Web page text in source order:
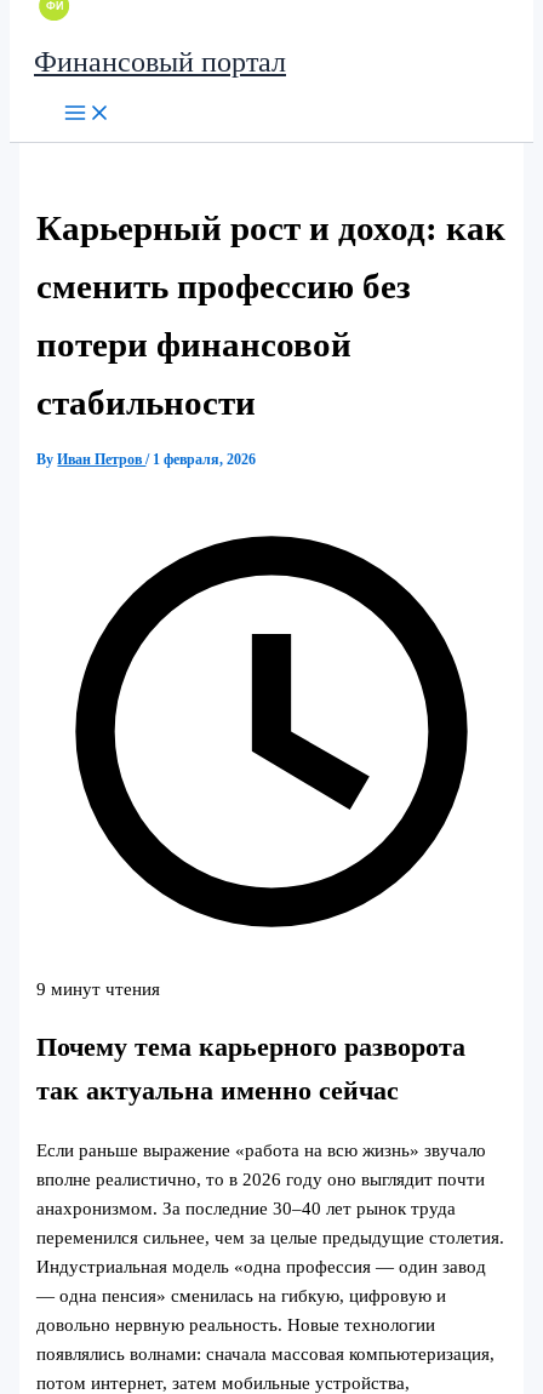
Финансовый портал
Карьерный рост и доход: как
сменить профессию без
потери финансовой
стабильности
ByИван Петров/ 1 февраля, 2026
9 минут чтения
Почему тема карьерного разворота
так актуальна именно сейчас
Если раньше выражение «работа на всю жизнь» звучало
вполне реалистично, то в 2026 году оно выглядит почти
анахронизмом. За последние 30–40 лет рынок труда
переменился сильнее, чем за целые предыдущие столетия.
Индустриальная модель «одна профессия — один завод
— одна пенсия» сменилась на гибкую, цифровую и
довольно нервную реальность. Новые технологии
появлялись волнами: сначала массовая компьютеризация,
потом интернет, затем мобильные устройства,